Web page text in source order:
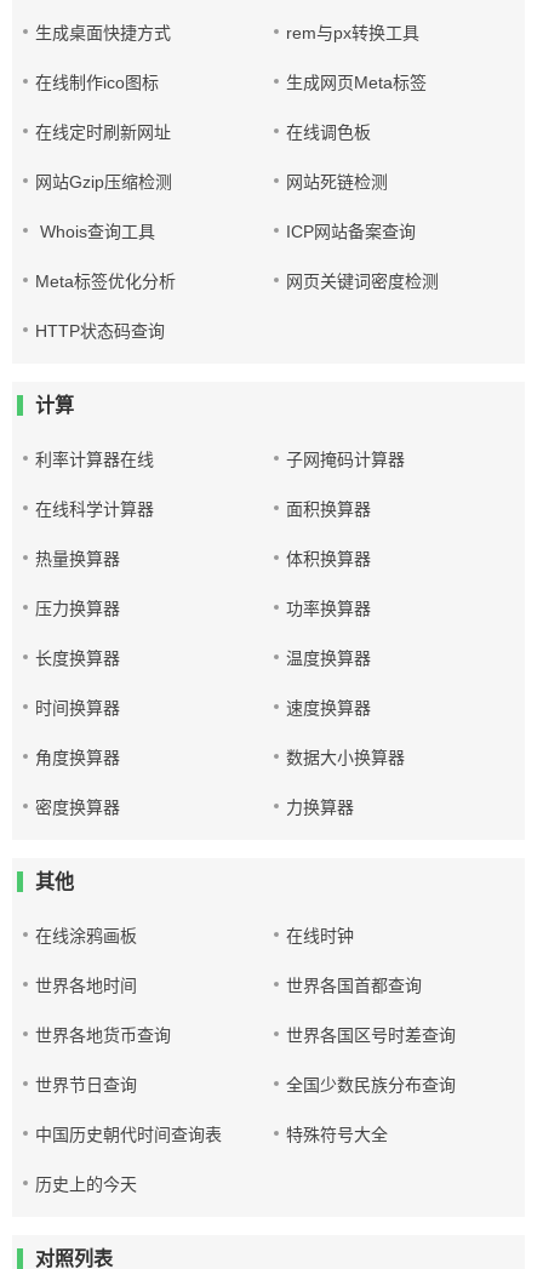
生成桌面快捷方式 rem与px转换工具
在线制作ico图标 生成网页Meta标签
在线定时刷新网址 在线调色板
网站Gzip压缩检测 网站死链检测
Whois查询工具 ICP网站备案查询
Meta标签优化分析 网页关键词密度检测
HTTP状态码查询
计算
利率计算器在线 子网掩码计算器
在线科学计算器 面积换算器
热量换算器 体积换算器
压力换算器 功率换算器
长度换算器 温度换算器
时间换算器 速度换算器
角度换算器 数据大小换算器
密度换算器 力换算器
其他
在线涂鸦画板 在线时钟
世界各地时间 世界各国首都查询
世界各地货币查询 世界各国区号时差查询
世界节日查询 全国少数民族分布查询
中国历史朝代时间查询表 特殊符号大全
历史上的今天
对照列表